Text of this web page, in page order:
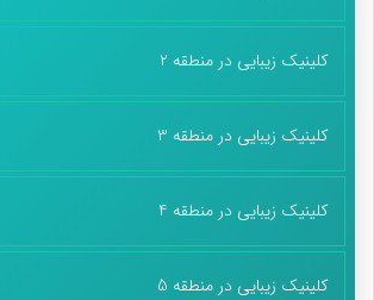
کلینیک زیبایی در منطقه 2
کلینیک زیبایی در منطقه 3
کلینیک زیبایی در منطقه 4
کلینیک زیبایی در منطقه 5